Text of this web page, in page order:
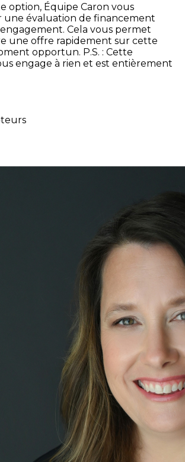
option, Équipe Caron vous
une évaluation de financement
Cela vous permet
une offre rapidement sur cette
opportun. P.S. : Cette
engage à rien et est entièrement